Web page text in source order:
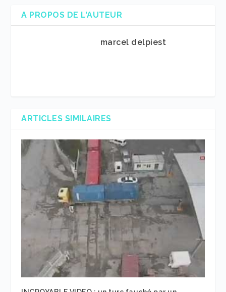
A PROPOS DE L'AUTEUR
marcel delpiest
ARTICLES SIMILAIRES